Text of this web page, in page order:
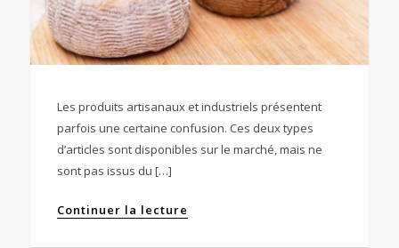
Les produits artisanaux et industriels présentent
parfois une certaine confusion. Ces deux types
d’articles sont disponibles sur le marché, mais ne
sont pas issus du […]
Continuer la lecture